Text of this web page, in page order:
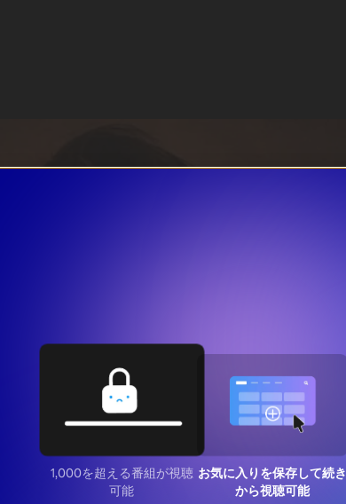
1,000を超える番組が視聴
可能
お気に入りを保存して続き
から視聴可能